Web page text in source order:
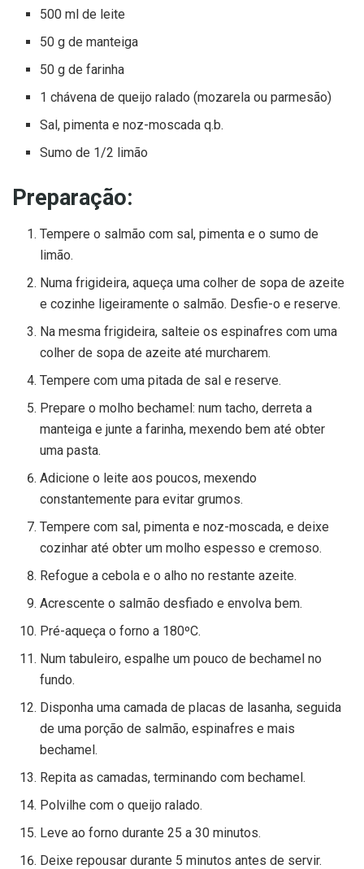
500 ml de leite
50 g de manteiga
50 g de farinha
1 chávena de queijo ralado (mozarela ou parmesão)
Sal, pimenta e noz-moscada q.b.
Sumo de 1/2 limão
Preparação:
Tempere o salmão com sal, pimenta e o sumo de
limão.
Numa frigideira, aqueça uma colher de sopa de azeite
e cozinhe ligeiramente o salmão. Desfie-o e reserve.
Na mesma frigideira, salteie os espinafres com uma
colher de sopa de azeite até murcharem.
Tempere com uma pitada de sal e reserve.
Prepare o molho bechamel: num tacho, derreta a
manteiga e junte a farinha, mexendo bem até obter
uma pasta.
Adicione o leite aos poucos, mexendo
constantemente para evitar grumos.
Tempere com sal, pimenta e noz-moscada, e deixe
cozinhar até obter um molho espesso e cremoso.
Refogue a cebola e o alho no restante azeite.
Acrescente o salmão desfiado e envolva bem.
Pré-aqueça o forno a 180ºC.
Num tabuleiro, espalhe um pouco de bechamel no
fundo.
Disponha uma camada de placas de lasanha, seguida
de uma porção de salmão, espinafres e mais
bechamel.
Repita as camadas, terminando com bechamel.
Polvilhe com o queijo ralado.
Leve ao forno durante 25 a 30 minutos.
Deixe repousar durante 5 minutos antes de servir.